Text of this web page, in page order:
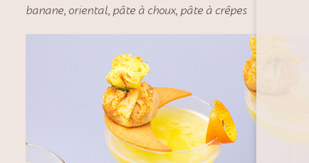
banane, oriental, pâte à choux, pâte à crêpes